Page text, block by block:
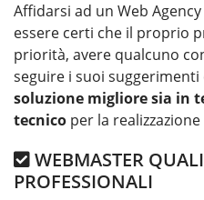
Affidarsi ad un Web
essere certi che il proprio
priorità, avere qualcuno
seguire i suoi
soluzione migliore sia in
tecnico per la
WEBMASTER
PROFESSIONALI